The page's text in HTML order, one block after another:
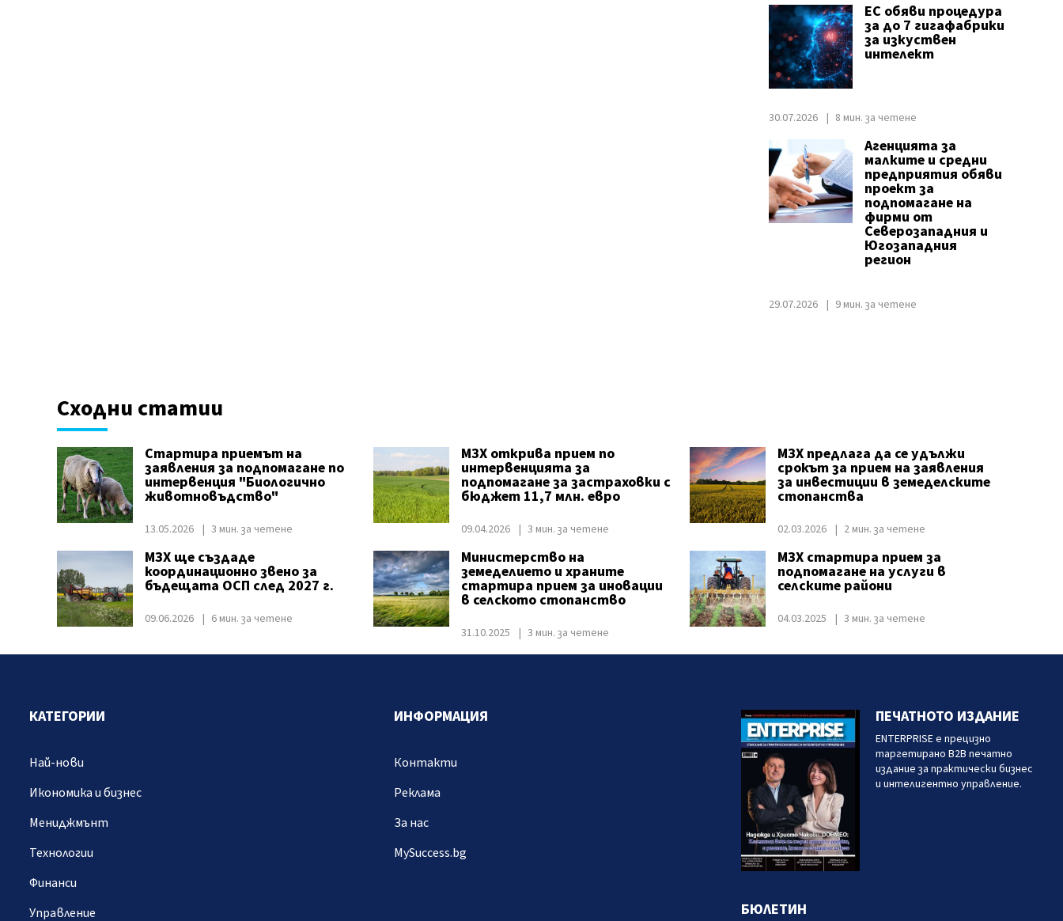
ЕС обяви процедура
за до 7 гигафабрики
за изкуствен
интелект
30.07.2026 8 мин. за четене
Агенцията за
малките и средни
предприятия обяви
проект за
подпомагане на
фирми от
Северозападния и
Югозападния
регион
29.07.2026 9 мин. за четене
Сходни статии
Стартира приемът на
заявления за подпомагане по
интервенция "Биологично
животновъдство"
13.05.2026 3 мин. за четене
МЗХ открива прием по
интервенцията за
подпомагане за застраховки с
бюджет 11,7 млн. евро
09.04.2026 3 мин. за четене
МЗХ предлага да се удължи
срокът за прием на заявления
за инвестиции в земеделските
стопанства
02.03.2026 2 мин. за четене
МЗХ ще създаде
координационно звено за
бъдещата ОСП след 2027 г.
09.06.2026 6 мин. за четене
Министерство на
земеделието и храните
стартира прием за иновации
в селското стопанство
31.10.2025 3 мин. за четене
МЗХ стартира прием за
подпомагане на услуги в
селските райони
04.03.2025 3 мин. за четене
КАТЕГОРИИ
Най-нови
Икономика и бизнес
Мениджмънт
Технологии
Финанси
Управление
ИНФОРМАЦИЯ
Контакти
Реклама
За нас
MySuccess.bg
ПЕЧАТНОТО ИЗДАНИЕ
ENTERPRISE е прецизно
таргетирано B2B печатно
издание за практически бизнес
и интелигентно управление.
БЮЛЕТИН